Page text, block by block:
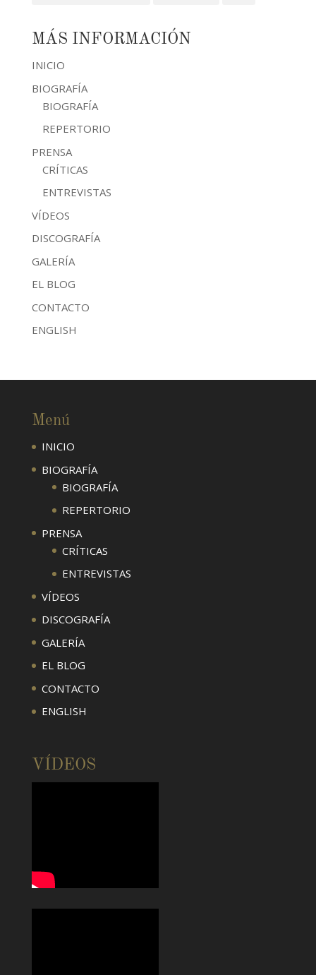
MÁS INFORMACIÓN
INICIO
BIOGRAFÍA
BIOGRAFÍA
REPERTORIO
PRENSA
CRÍTICAS
ENTREVISTAS
VÍDEOS
DISCOGRAFÍA
GALERÍA
EL BLOG
CONTACTO
ENGLISH
Menú
INICIO
BIOGRAFÍA
BIOGRAFÍA
REPERTORIO
PRENSA
CRÍTICAS
ENTREVISTAS
VÍDEOS
DISCOGRAFÍA
GALERÍA
EL BLOG
CONTACTO
ENGLISH
VÍDEOS